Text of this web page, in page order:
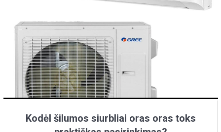
Kodėl šilumos siurbliai oras oras toks